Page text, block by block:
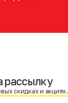
рассылку
скидках и акциях.